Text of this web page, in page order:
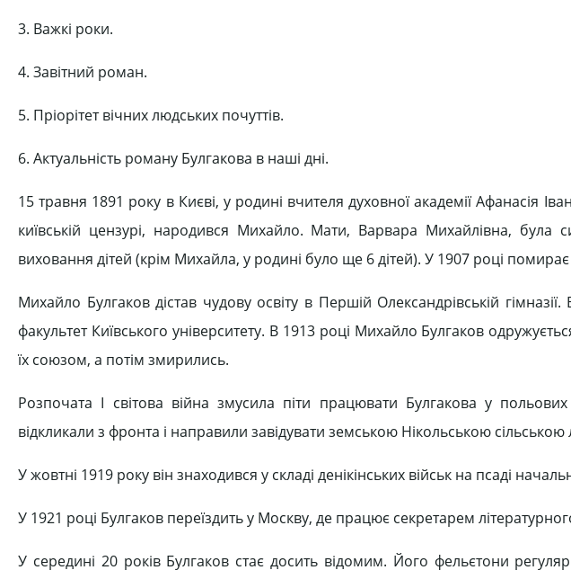
3. Важкі роки.
4. Завітний роман.
5. Пріорітет вічних людських почуттів.
6. Актуальність роману Булгакова в наші дні.
15 травня 1891 року в Києві, у родині вчителя духовної академії Афанасія
київській цензурі, народився Михайло. Мати, Варвара Михайлівна, була
виховання дітей (крім Михайла, у родині було ще 6 дітей). У 1907 році
Михайло Булгаков дістав чудову освіту в Першій Олександрівській
факультет Київського університету. В 1913 році Михайло Булгаков
їх союзом, а потім змирились.
Розпочата І світова війна змусила піти працювати Булгакова у
відкликали з фронта і направили завідувати земською Нікольською сільською
У жовтні 1919 року він знаходився у складі денікінських військ на псаді
У 1921 році Булгаков переїздить у Москву, де працює секретарем
У середині 20 років Булгаков стає досить відомим. Його фельєтони